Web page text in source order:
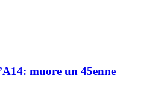
muore un 45enne